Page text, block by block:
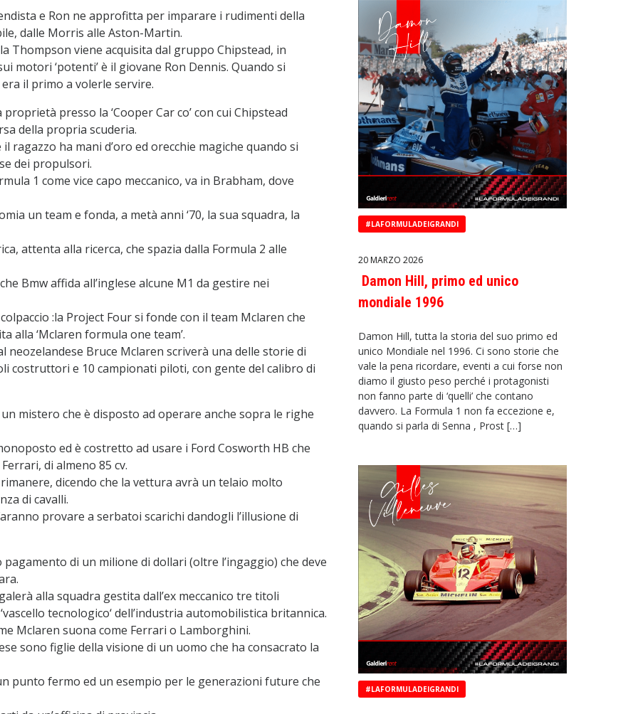
e Ron ne approfitta per imparare i rudimenti della
dalle Morris alle Aston-Martin.
Thompson viene acquisita dal gruppo Chipstead, in
motori ‘potenti’ è il giovane Ron Dennis. Quando si
il primo a volerle servire.
presso la ‘Cooper Car co’ con cui Chipstead
della propria scuderia.
ragazzo ha mani d’oro ed orecchie magiche quando si
dei propulsori.
1 come vice capo meccanico, va in Brabham, dove
un team e fonda, a metà anni ‘70, la sua squadra, la
attenta alla ricerca, che spazia dalla Formula 2 alle
Bmw affida all’inglese alcune M1 da gestire nei
:la Project Four si fonde con il team Mclaren che
alla ‘Mclaren formula one team’.
neozelandese Bruce Mclaren scriverà una delle storie di
costruttori e 10 campionati piloti, con gente del calibro di
mistero che è disposto ad operare anche sopra le righe
ed è costretto ad usare i Ford Cosworth HB che
di almeno 85 cv.
dicendo che la vettura avrà un telaio molto
di cavalli.
provare a serbatoi scarichi dandogli l’illusione di
di un milione di dollari (oltre l’ingaggio) che deve
alla squadra gestita dall’ex meccanico tre titoli
tecnologico‘ dell’industria automobilistica britannica.
Mclaren suona come Ferrari o Lamborghini.
sono figlie della visione di un uomo che ha consacrato la
punto fermo ed un esempio per le generazioni future che
#LAFORMULADEIGRANDI
20 MARZO 2026
Damon Hill, primo ed unico
mondiale 1996
Damon Hill, tutta la storia del suo primo ed
unico Mondiale nel 1996. Ci sono storie che
vale la pena ricordare, eventi a cui forse non
diamo il giusto peso perché i protagonisti
non fanno parte di ‘quelli’ che contano
davvero. La Formula 1 non fa eccezione e,
quando si parla di Senna , Prost […]
#LAFORMULADEIGRANDI